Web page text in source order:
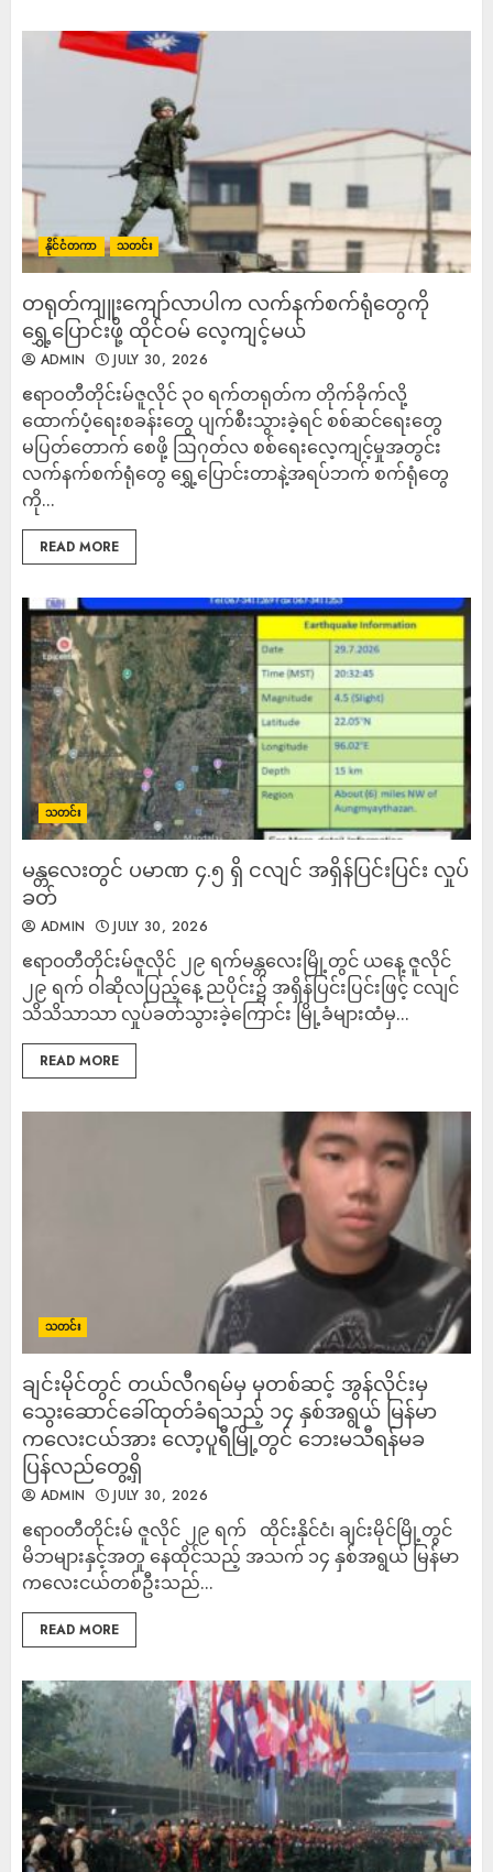
နိုင်ငံတကာ သတင်း
တရုတ်ကျူးကျော်လာပါက လက်နက်စက်ရုံတွေကို
ရွှေ့ပြောင်းဖို့ ထိုင်ဝမ် လေ့ကျင့်မယ်
ADMIN JULY 30, 2026
ဧရာဝတီတိုင်းမ်ဇူလိုင် ၃၀ ရက်တရုတ်က တိုက်ခိုက်လို့
ထောက်ပံ့ရေးစခန်းတွေ ပျက်စီးသွားခဲ့ရင် စစ်ဆင်ရေးတွေ
မပြတ်တောက် စေဖို့ ဩဂုတ်လ စစ်ရေးလေ့ကျင့်မှုအတွင်း
လက်နက်စက်ရုံတွေ ရွှေ့ပြောင်းတာနဲ့အရပ်ဘက် စက်ရုံတွေ
ကို...
READ MORE
သတင်း
မန္တလေးတွင် ပမာဏ ၄.၅ ရှိ ငလျင် အရှိန်ပြင်းပြင်း လှုပ်
ခတ်
ADMIN JULY 30, 2026
ဧရာ၀တီတိုင်းမ်ဇူလိုင် ၂၉ ရက်မန္တလေးမြို့တွင် ယနေ့ ဇူလိုင်
၂၉ ရက် ဝါဆိုလပြည့်နေ့ ညပိုင်း၌ အရှိန်ပြင်းပြင်းဖြင့် ငလျင်
သိသိသာသာ လှုပ်ခတ်သွားခဲ့ကြောင်း မြို့ခံများထံမှ...
READ MORE
သတင်း
ချင်းမိုင်တွင် တယ်လီဂရမ်မှ မှတစ်ဆင့် အွန်လိုင်းမှ
သွေးဆောင်ခေါ်ထုတ်ခံရသည့် ၁၄ နှစ်အရွယ် မြန်မာ
ကလေးငယ်အား လော့ပူရီမြို့တွင် ဘေးမသီရန်မခ
ပြန်လည်တွေ့ရှိ
ADMIN JULY 30, 2026
ဧရာ၀တီတိုင်းမ် ဇူလိုင် ၂၉ ရက် ထိုင်းနိုင်ငံ၊ ချင်းမိုင်မြို့တွင်
မိဘများနှင့်အတူ နေထိုင်သည့် အသက် ၁၄ နှစ်အရွယ် မြန်မာ
ကလေးငယ်တစ်ဦးသည်...
READ MORE